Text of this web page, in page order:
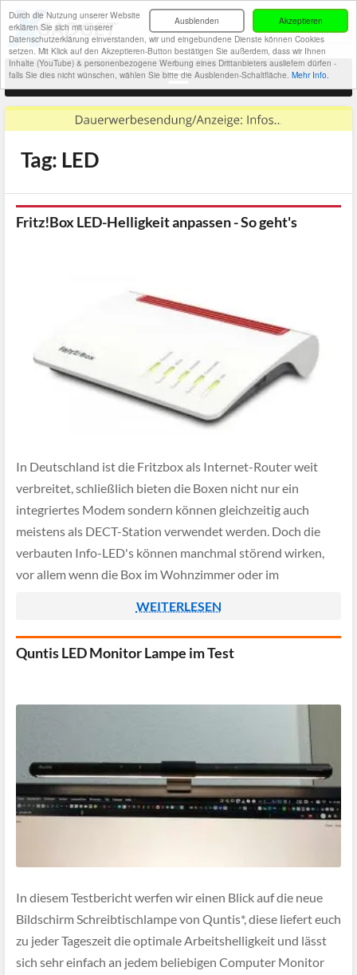
Akzeptieren
Ausblenden
Durch die Nutzung unserer Website
erklären Sie sich mit unserer
Datenschutzerklärung einverstanden, wir und eingebundene Dienste können Cookies
setzen. Mit Klick auf den Akzeptieren-Button bestätigen Sie außerdem, dass wir Ihnen
Inhalte (YouTube) & personenbezogene Werbung eines Drittanbieters ausliefern dürfen -
falls Sie dies nicht wünschen, wählen Sie bitte die Ausblenden-Schaltfläche. Mehr Info.
Tag: LED
Fritz!Box LED-Helligkeit anpassen - So geht's
In Deutschland ist die Fritzbox als Internet-Router weit
verbreitet, schließlich bieten die Boxen nicht nur ein
integriertes Modem sondern können gleichzeitig auch
meistens als DECT-Station verwendet werden. Doch die
verbauten Info-LED's können manchmal störend wirken,
vor allem wenn die Box im Wohnzimmer oder im
WEITERLESEN
Quntis LED Monitor Lampe im Test
In diesem Testbericht werfen wir einen Blick auf die neue
Bildschirm Schreibtischlampe von Quntis*, diese liefert euch
zu jeder Tageszeit die optimale Arbeitshelligkeit und lässt
sich sehr einfach an jedem beliebigen Computer Monitor